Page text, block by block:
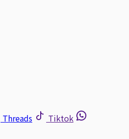
Threads
Tiktok